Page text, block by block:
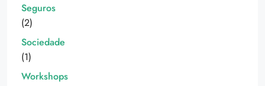
Seguros
(2)
Sociedade
(1)
Workshops